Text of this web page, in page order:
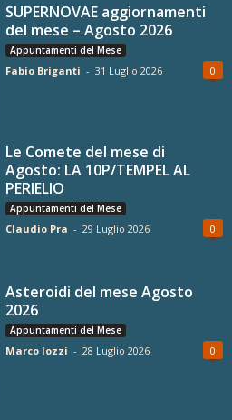
SUPERNOVAE aggiornamenti
del mese – Agosto 2026
Appuntamenti del Mese
Fabio Briganti - 31 Luglio 2026 0
Le Comete del mese di
Agosto: LA 10P/TEMPEL AL
PERIELIO
Appuntamenti del Mese
Claudio Pra - 29 Luglio 2026 0
Asteroidi del mese Agosto
2026
Appuntamenti del Mese
Marco Iozzi - 28 Luglio 2026 0